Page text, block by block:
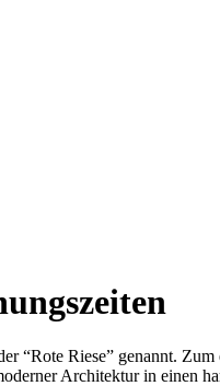
Riese” genannt.
Architektur in